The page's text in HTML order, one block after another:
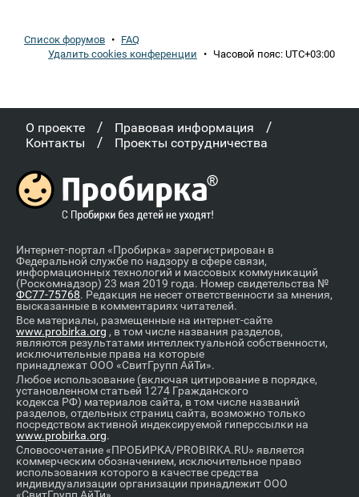
Список форумов • FAQ
Удалить cookies конференции • Часовой пояс: UTC+03:00
О проекте / Правовая информация /
Контакты / Проекты сотрудничества
Интернет-портал «Пробирка» зарегистрирован в
Федеральной службе по надзору в сфере связи,
информационных технологий и массовых коммуникаций
(Роскомнадзор) 23 мая 2019 года. Номер свидетельства №
ФС77-75768. Редакция не несет ответственности за мнения,
высказанные в комментариях читателей.
Все материалы, размещенные на интернет-сайте
www.probirka.org , в том числе названия разделов,
являются результатами интеллектуальной собственности,
исключительные права на которые
принадлежат ООО «СвитГрупп АйТи».
Любое использование (включая цитирование в порядке,
установленном статьей 1274 Гражданского
кодекса РФ) материалов сайта, в том числе названий
разделов, отдельных страниц сайта, возможно только
посредством активной индексируемой гиперссылки на
www.probirka.org.
Словосочетание «ПРОБИРКА/PROBIRKA.RU» является
коммерческим обозначением, исключительное право
использования которого в качестве средства
индивидуализации организации принадлежит ООО